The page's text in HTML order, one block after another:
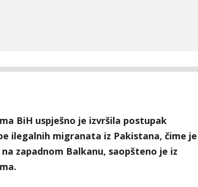
BiH uspješno je izvršila postupak
ilegalnih migranata iz Pakistana, čime je
zapadnom Balkanu, saopšteno je iz